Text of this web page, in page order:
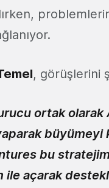
, görüşlerini
ortak olarak
bu
ile açarak